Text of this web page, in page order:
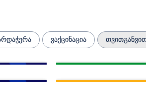
ვაქცინაცია